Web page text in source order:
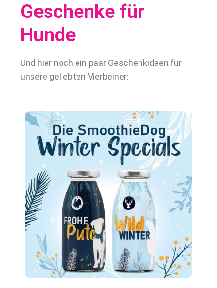
Geschenke für
Hunde
Und hier noch ein paar Geschenkideen für
unsere geliebten Vierbeiner: